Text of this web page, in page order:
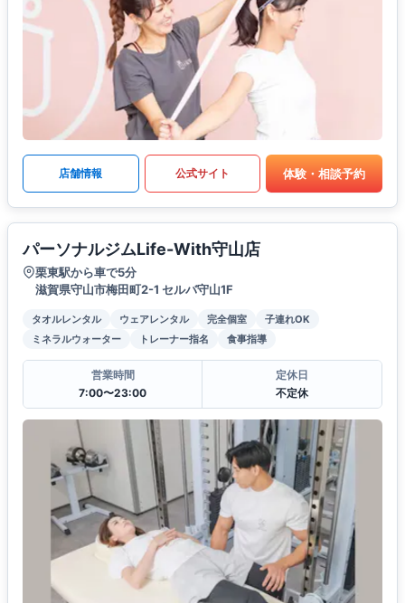
店舗情報 公式サイト 体験・相談予約
パーソナルジムLife-With守山店
栗東駅から車で5分
滋賀県守山市梅田町2-1 セルバ守山1F
タオルレンタル ウェアレンタル 完全個室
子連れOK
ミネラルウォーター
トレーナー指名 食事指導
営業時間
7:00〜23:00
定休日
不定休